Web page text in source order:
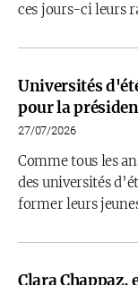
ces jours-ci leurs
Universités
pour la
27/07/2026
Comme tous les
des universités
former leurs
Clara